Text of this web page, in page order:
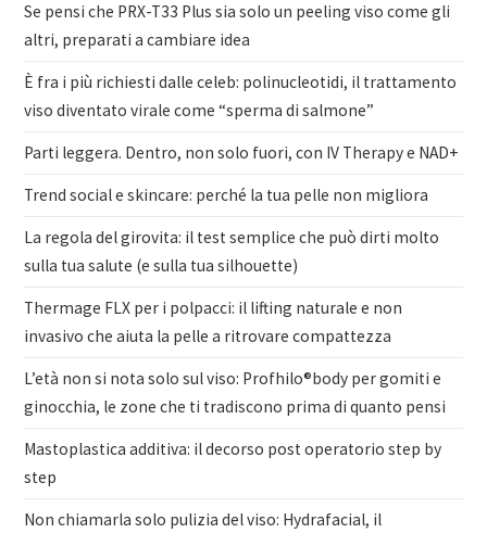
Se pensi che PRX-T33 Plus sia solo un peeling viso come gli
altri, preparati a cambiare idea
È fra i più richiesti dalle celeb: polinucleotidi, il trattamento
viso diventato virale come “sperma di salmone”
Parti leggera. Dentro, non solo fuori, con IV Therapy e NAD+
Trend social e skincare: perché la tua pelle non migliora
La regola del girovita: il test semplice che può dirti molto
sulla tua salute (e sulla tua silhouette)
Thermage FLX per i polpacci: il lifting naturale e non
invasivo che aiuta la pelle a ritrovare compattezza
L’età non si nota solo sul viso: Profhilo®body per gomiti e
ginocchia, le zone che ti tradiscono prima di quanto pensi
Mastoplastica additiva: il decorso post operatorio step by
step
Non chiamarla solo pulizia del viso: Hydrafacial, il